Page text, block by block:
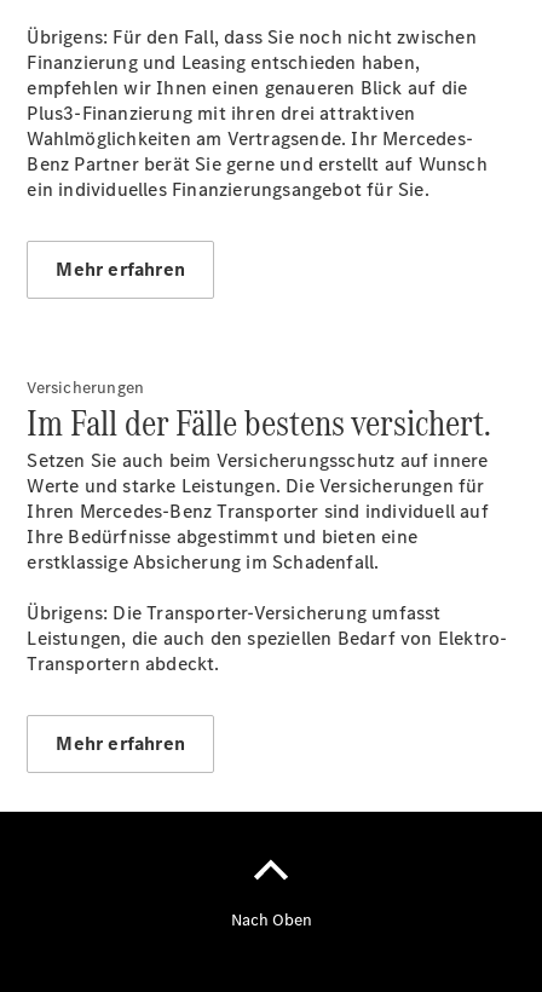
Kompletträder
Reifen- und
Komplettradschutz
EU-
Unfallreparaturen
SmallRepair
Rücknahme
Entsorgung
Wartung
und
Service
Übrigens: Für den Fall, dass Sie noch nicht zwischen
Finanzierung und Leasing entschieden haben,
empfehlen wir Ihnen einen genaueren Blick auf die
Plus3-Finanzierung mit ihren drei attraktiven
Wahlmöglichkeiten am Vertragsende. Ihr Mercedes-
Benz Partner berät Sie gerne und erstellt auf Wunsch
ein individuelles Finanzierungsangebot für Sie.
Mehr erfahren
Versicherungen
Im Fall der Fälle bestens versichert.
Setzen Sie auch beim Versicherungsschutz auf innere
Werte und starke Leistungen. Die Versicherungen für
Ihren Mercedes-Benz Transporter sind individuell auf
Ihre Bedürfnisse abgestimmt und bieten eine
erstklassige Absicherung im Schadenfall.
Übrigens: Die Transporter-Versicherung umfasst
Leistungen, die auch den speziellen Bedarf von Elektro-
Transportern abdeckt.
Mehr erfahren